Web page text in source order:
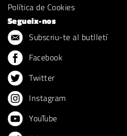
Política de Cookies
Segueix-nos
Subscriu-te al butlletí
Facebook
Twitter
Instagram
YouTube